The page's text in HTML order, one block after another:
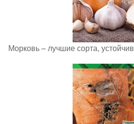
Морковь – лучшие сорта,